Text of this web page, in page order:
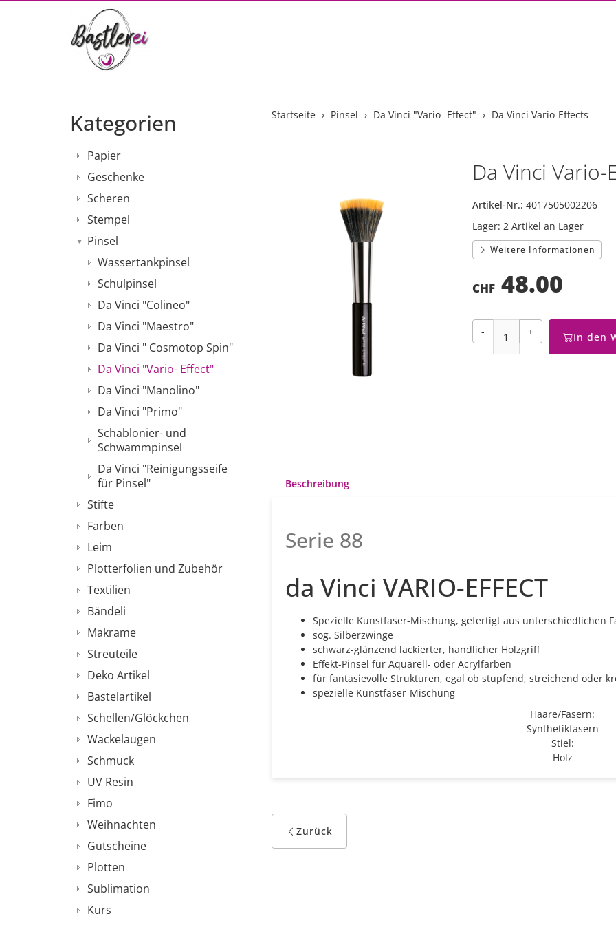
Startseite Pinsel Da Vinci "Vario- Effect" Da Vinci Vario-Effects
Da Vinci Vario-
Artikel-Nr.: 4017505002206
Lager: 2 Artikel an Lager
Weitere Informationen
CHF 48.00
- + In den
Beschreibung
Serie 88
da Vinci VARIO-EFFECT
Spezielle Kunstfaser-Mischung, gefertigt aus unterschiedlichen
sog. Silberzwinge
schwarz-glänzend lackierter, handlicher Holzgriff
Effekt-Pinsel für Aquarell- oder Acrylfarben
für fantasievolle Strukturen, egal ob stupfend, streichend oder
spezielle Kunstfaser-Mischung
Haare/Fasern:
Synthetikfasern
Stiel:
Holz
Zurück
Kategorien
Papier
Geschenke
Scheren
Stempel
Pinsel
Wassertankpinsel
Schulpinsel
Da Vinci "Colineo"
Da Vinci "Maestro"
Da Vinci " Cosmotop Spin"
Da Vinci "Vario- Effect"
Da Vinci "Manolino"
Da Vinci "Primo"
Schablonier- und
Schwammpinsel
Da Vinci "Reinigungsseife
für Pinsel"
Stifte
Farben
Leim
Plotterfolien und Zubehör
Textilien
Bändeli
Makrame
Streuteile
Deko Artikel
Bastelartikel
Schellen/Glöckchen
Wackelaugen
Schmuck
UV Resin
Fimo
Weihnachten
Gutscheine
Plotten
Sublimation
Kurs